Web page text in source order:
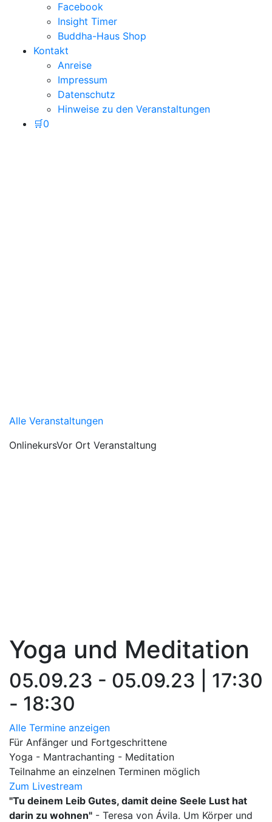
Facebook
Insight Timer
Buddha-Haus Shop
Kontakt
Anreise
Impressum
Datenschutz
Hinweise zu den Veranstaltungen
🛒0
Alle Veranstaltungen
OnlinekursVor Ort Veranstaltung
Yoga und Meditation
05.09.23 - 05.09.23 | 17:30
- 18:30
Alle Termine anzeigen
Für Anfänger und Fortgeschrittene
Yoga - Mantrachanting - Meditation
Teilnahme an einzelnen Terminen möglich
Zum Livestream
"Tu deinem Leib Gutes, damit deine Seele Lust hat
darin zu wohnen" - Teresa von Ávila. Um Körper und